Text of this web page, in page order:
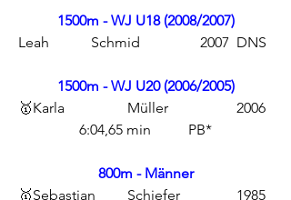
1500m - WJ U18 (2008/2007)
1500m - WJ U20 (2006/2005)
🥇Karla		Müller		2006
6:04,65 min	PB*
800m - Männer
🥇Sebastian	Schiefer		1985